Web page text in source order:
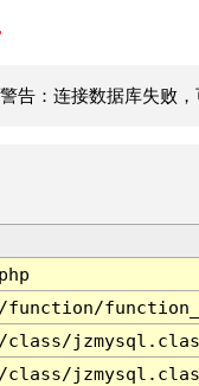
告：连接数据库失败
function/
class/
class/